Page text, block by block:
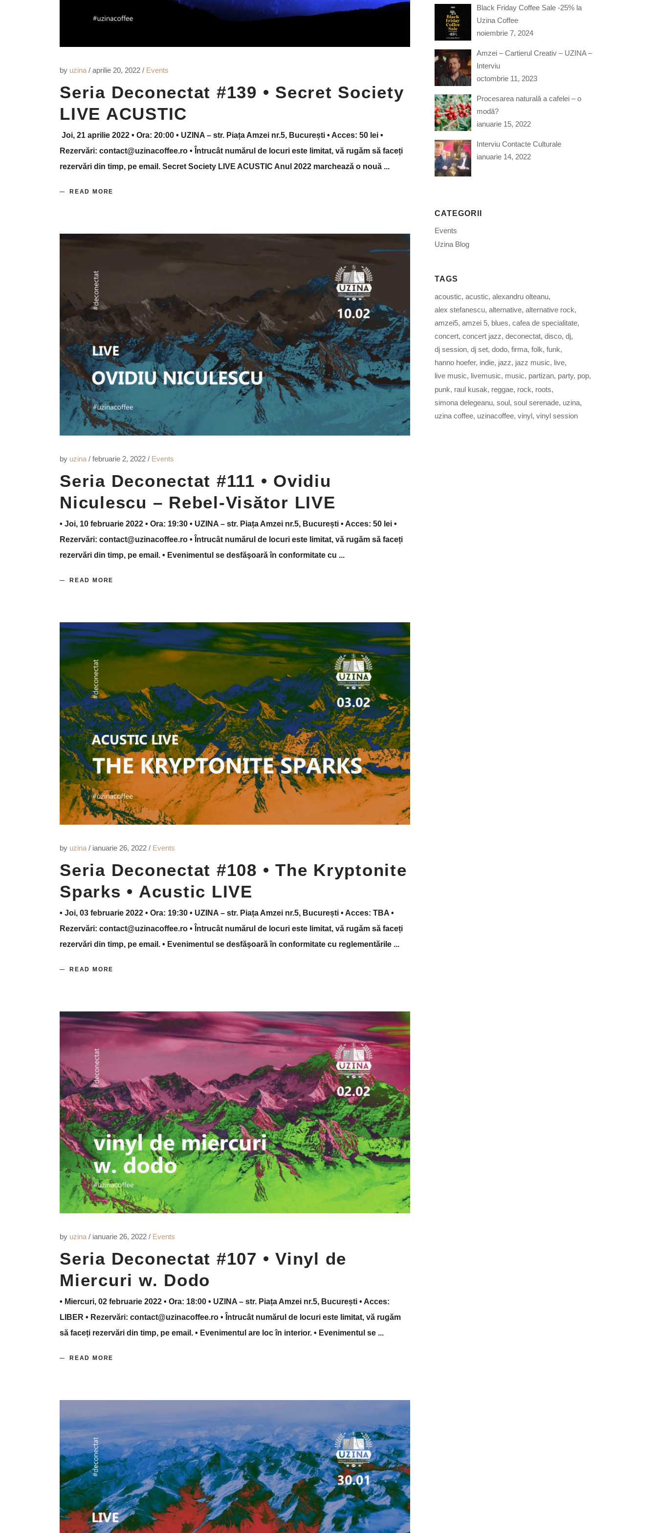
by uzina aprilie 20, 2022 Events
Seria Deconectat #139 • Secret Society
LIVE ACUSTIC
Joi, 21 aprilie 2022 • Ora: 20:00 • UZINA – str. Piața Amzei nr.5, București • Acces: 50 lei •
Rezervări: contact@uzinacoffee.ro • Întrucât numărul de locuri este limitat, vă rugăm să faceți
rezervări din timp, pe email. Secret Society LIVE ACUSTIC Anul 2022 marchează o nouă
READ MORE
by uzina februarie 2, 2022 Events
Seria Deconectat #111 • Ovidiu
Niculescu – Rebel-Visător LIVE
• Joi, 10 februarie 2022 • Ora: 19:30 • UZINA – str. Piața Amzei nr.5, București • Acces: 50 lei •
Rezervări: contact@uzinacoffee.ro • Întrucât numărul de locuri este limitat, vă rugăm să faceți
rezervări din timp, pe email. • Evenimentul se desfăşoară în conformitate cu
READ MORE
by uzina ianuarie 26, 2022 Events
Seria Deconectat #108 • The Kryptonite
Sparks • Acustic LIVE
• Joi, 03 februarie 2022 • Ora: 19:30 • UZINA – str. Piața Amzei nr.5, București • Acces: TBA •
Rezervări: contact@uzinacoffee.ro • Întrucât numărul de locuri este limitat, vă rugăm să faceți
rezervări din timp, pe email. • Evenimentul se desfăşoară în conformitate cu reglementările
READ MORE
by uzina ianuarie 26, 2022 Events
Seria Deconectat #107 • Vinyl de
Miercuri w. Dodo
• Miercuri, 02 februarie 2022 • Ora: 18:00 • UZINA – str. Piața Amzei nr.5, București • Acces:
LIBER • Rezervări: contact@uzinacoffee.ro • Întrucât numărul de locuri este limitat, vă rugăm
să faceți rezervări din timp, pe email. • Evenimentul are loc în interior. • Evenimentul se
READ MORE
Black Friday Coffee Sale -25% la
Uzina Coffee
noiembrie 7, 2024
Amzei – Cartierul Creativ – UZINA –
Interviu
octombrie 11, 2023
Procesarea naturală a cafelei – o
modă?
ianuarie 15, 2022
Interviu Contacte Culturale
ianuarie 14, 2022
CATEGORII
Events
Uzina Blog
TAGS
acoustic acustic alexandru olteanu
alex stefanescu alternative alternative rock
amzei5 amzei 5 blues cafea de specialitate
concert concert jazz deconectat disco dj
dj session dj set dodo firma folk funk
hanno hoefer indie jazz jazz music live
live music
livemusic music partizan party pop
punk raul kusak reggae rock roots
simona delegeanu soul soul serenade uzina
uzina coffee uzinacoffee vinyl vinyl session